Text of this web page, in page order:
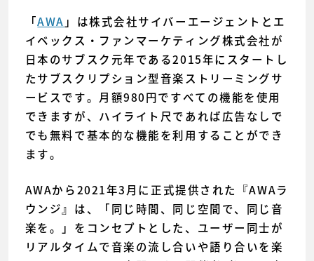
「AWA 」は株式会社サイバーエージェントとエ
イベックス・ファンマーケティング株式会社が
日本のサブスク元年である2015年にスタートし
たサブスクリプション型音楽ストリーミングサ
ービスです。月額980円ですべての機能を使用
できますが、ハイライト尺であれば広告なしで
でも無料で基本的な機能を利用することができ
ます。
AWAから2021年3月に正式提供された『AWAラ
ウンジ』は、「同じ時間、同じ空間で、同じ音
楽を。」をコンセプトとした、ユーザー同士が
リアルタイムで音楽の流し合いや語り合いを楽